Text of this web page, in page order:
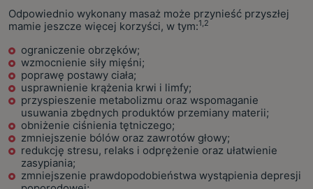
Odpowiednio wykonany masaż może przynieść przyszłej
mamie jeszcze więcej korzyści, w tym:1,2
ograniczenie obrzęków;
wzmocnienie siły mięśni;
poprawę postawy ciała;
usprawnienie krążenia krwi i limfy;
przyspieszenie metabolizmu oraz wspomaganie
usuwania zbędnych produktów przemiany materii;
obniżenie ciśnienia tętniczego;
zmniejszenie bólów oraz zawrotów głowy;
redukcję stresu, relaks i odprężenie oraz ułatwienie
zasypiania;
zmniejszenie prawdopodobieństwa wystąpienia depresji